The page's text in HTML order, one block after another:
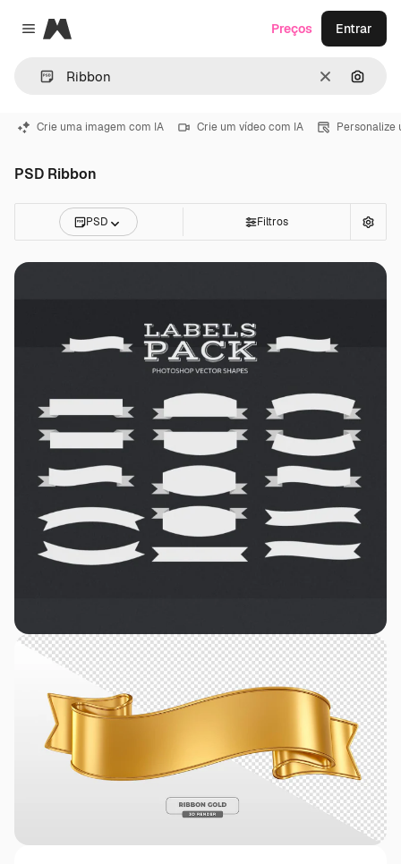
Close menu
Magnific
Limpar
Preços Entrar
Crie uma imagem com IA Crie um vídeo com IA Personalize
PSD Ribbon
PSD Filtros